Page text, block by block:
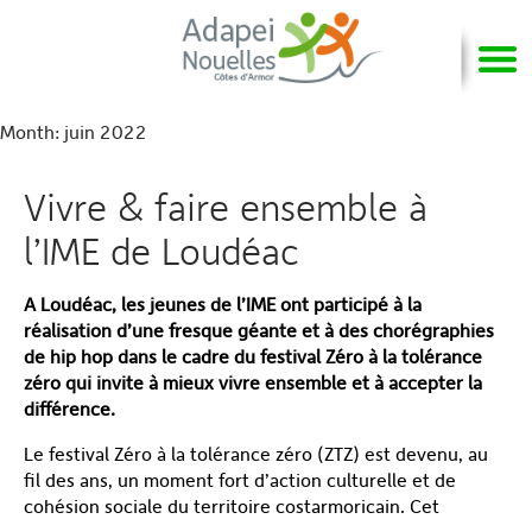
Month: juin 2022
Vivre & faire ensemble à
l’IME de Loudéac
A Loudéac, les jeunes de l’IME ont participé à la
réalisation d’une fresque géante et à des chorégraphies
de hip hop dans le cadre du festival Zéro à la tolérance
zéro qui invite à mieux vivre ensemble et à accepter la
différence.
Le festival Zéro à la tolérance zéro (ZTZ) est devenu, au
fil des ans, un moment fort d’action culturelle et de
cohésion sociale du territoire costarmoricain. Cet